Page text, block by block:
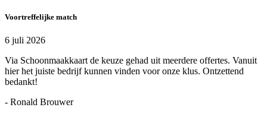
Voortreffelijke match
6 juli 2026
Via Schoonmaakkaart de keuze gehad uit meerdere offertes. Vanuit
hier het juiste bedrijf kunnen vinden voor onze klus. Ontzettend
bedankt!
- Ronald Brouwer